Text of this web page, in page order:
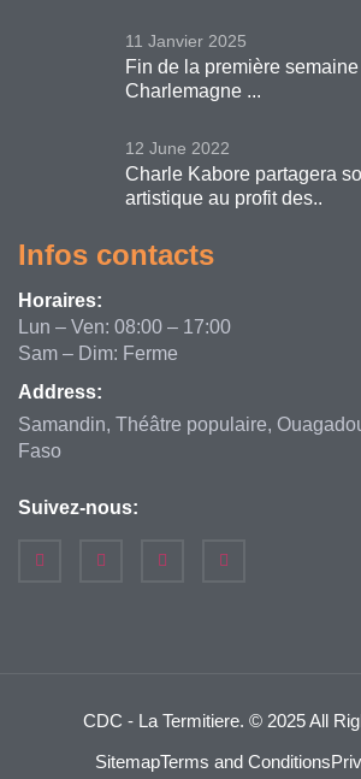
11 Janvier 2025
Fin de la première
Charlemagne ...
12 June 2022
Charle Kabore partagera
artistique au profit des..
Infos contacts
Horaires:
Lun – Ven: 08:00 – 17:00
Sam – Dim: Ferme
Address:
Samandin, Théâtre populaire,
Faso
Suivez-nous:
CDC - La Termitiere. © 2025 All
SitemapTerms and Conditions